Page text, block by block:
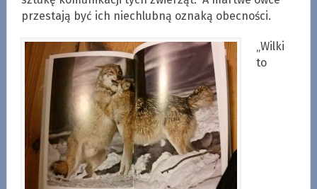
przestają być ich niechlubną oznaką obecności.
„Wilki
to